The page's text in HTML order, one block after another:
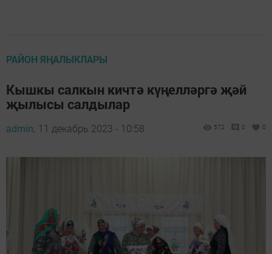
РАЙОН ЯҢАЛЫКЛАРЫ
Кышкы салкын кичтә күңелләргә җәй
җылысы салдылар
admin, 11 декабрь 2023 - 10:58 572 0 0